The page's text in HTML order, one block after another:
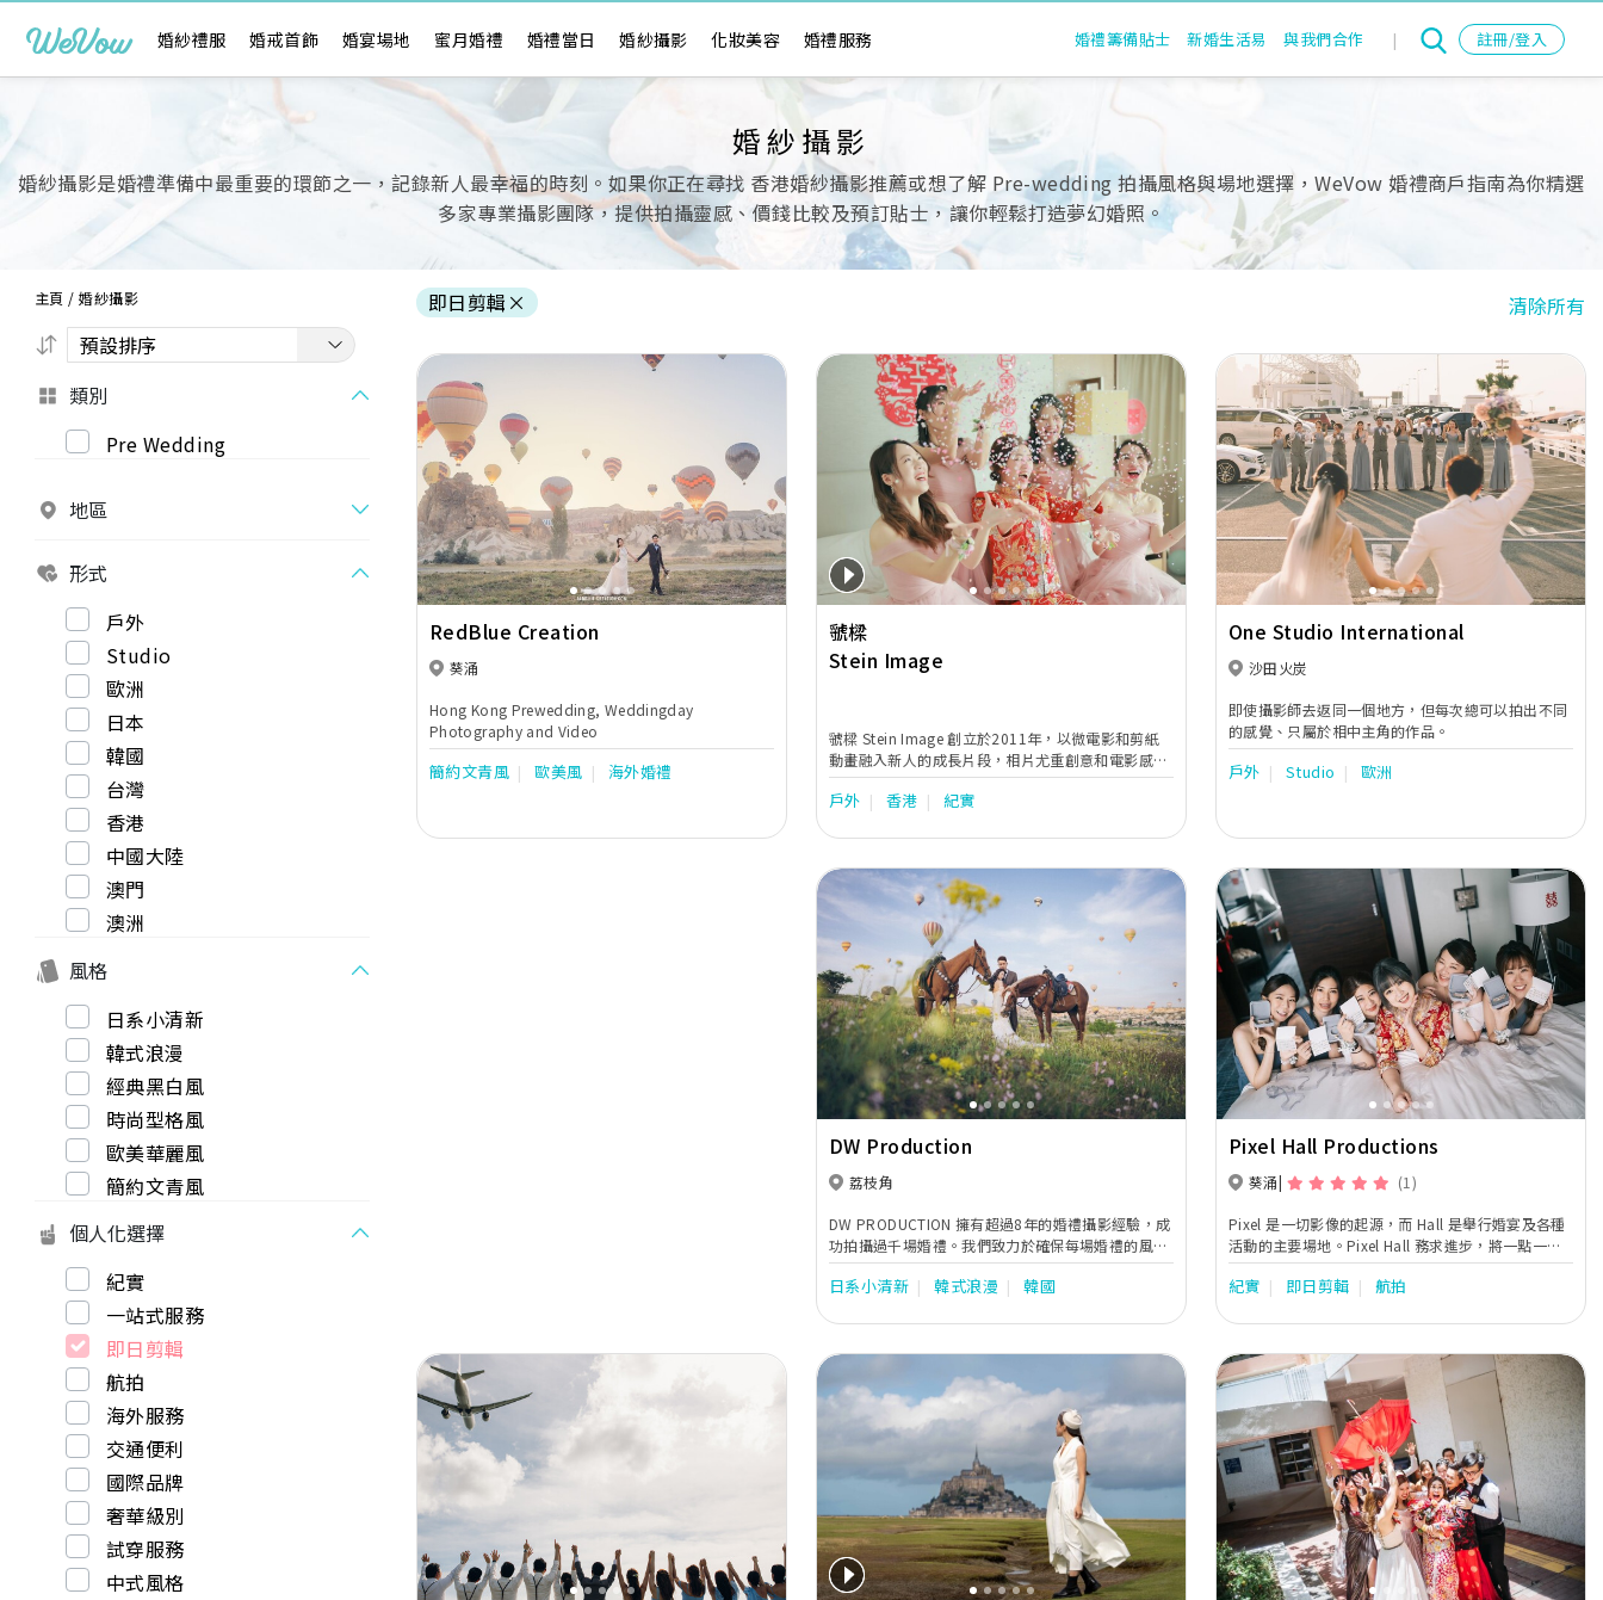
婚紗禮服 婚戒首飾 婚宴場地 蜜月婚禮 婚禮當日 婚紗攝影 化妝美容 婚禮服務 婚禮籌備貼士 新婚生活易 與我們合作 | 註冊/登入
婚紗攝影
婚紗攝影是婚禮準備中最重要的環節之一，記錄新人最幸福的時刻。如果你正在尋找 香港婚紗攝影推薦或想了解 Pre-wedding 拍攝風格與場地選擇，WeVow 婚禮商戶指南為你精選
多家專業攝影團隊，提供拍攝靈感、價錢比較及預訂貼士，讓你輕鬆打造夢幻婚照。
主頁 /婚紗攝影
類別
Pre Wedding
地區
形式
戶外
Studio
歐洲
日本
韓國
台灣
香港
中國大陸
澳門
澳洲
風格
日系小清新
韓式浪漫
經典黑白風
時尚型格風
歐美華麗風
簡約文青風
個人化選擇
紀實
一站式服務
即日剪輯
航拍
海外服務
交通便利
國際品牌
奢華級別
試穿服務
中式風格
即日剪輯 × 清除所有
Previous Next
RedBlue Creation
葵涌
Hong Kong Prewedding, Weddingday
Photography and Video
簡約文青風 歐美風 海外婚禮
Previous Next
虢樑
Stein Image
虢樑 Stein Image 創立於2011年，以微電影和剪紙
動畫融入新人的成長片段，相片尤重創意和電影感，
過往曾多與新人籌備求婚橋段和驚喜環節。Stein是德
文石頭的意思，「虢」可解作扶助，我們願成為各位
的回憶。
戶外 香港 紀實
Previous Next
One Studio International
沙田火炭
即使攝影師去返同一個地方，但每次總可以拍出不同
的感覺、只屬於相中主角的作品。
戶外 Studio 歐洲
Previous Next
DW Production
荔枝角
DW PRODUCTION 擁有超過8年的婚禮攝影經驗，成
功拍攝過千場婚禮。我們致力於確保每場婚禮的風格
一致，因此全部由DW in house的攝影和錄影師負
責，力求將每個細節完美呈現。 我們不僅專注於本地
需求。我們的專業攝影師以獨特的視角，精心捕捉每
一個珍貴瞬間，確保您的婚禮故事能夠被完美記錄。
選擇DW PRODUCTION，讓您在未來的日子裡重溫這
些美好的回憶，分享您人生中最重要的時刻。無論是
浪漫的婚禮儀式還是溫馨的慶祝活動，我們都將為您
打造獨特而難忘的影像紀念。
日系小清新 韓式浪漫 韓國
Previous Next
Pixel Hall Productions
葵涌 (1)
Pixel 是一切影像的起源，而 Hall 是舉行婚宴及各種
活動的主要場地。Pixel Hall 務求進步，將一點一點
的努力，聚少成多，為你提供細緻的拍攝服務，記錄
一切珍貴的影像時刻。
紀實 即日剪輯 航拍
Previous Next Previous Next